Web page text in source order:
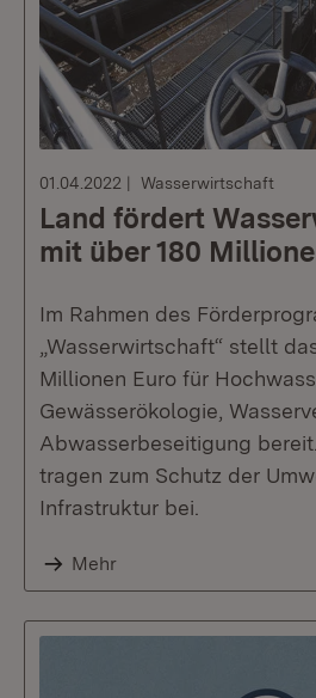
01.04.2022 Wasserwirtschaft
Land fördert
mit über 180
Im Rahmen des
„Wasserwirtschaft“ stellt
Millionen Euro für
Gewässerökologie,
Abwasserbeseitigung
tragen zum Schutz der
Infrastruktur bei.
Mehr